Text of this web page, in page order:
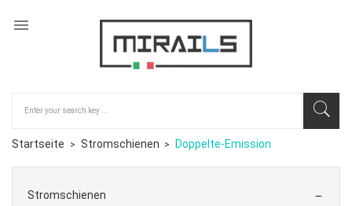

Startseite Stromschienen Doppelte-Emission
Stromschienen 